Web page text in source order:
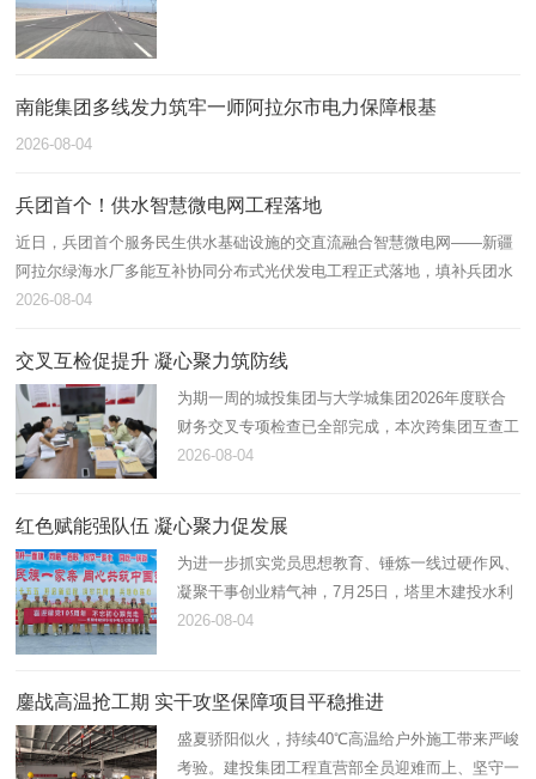
南能集团多线发力筑牢一师阿拉尔市电力保障根基
2026-08-04
兵团首个！供水智慧微电网工程落地
近日，兵团首个服务民生供水基础设施的交直流融合智慧微电网——新疆
阿拉尔绿海水厂多能互补协同分布式光伏发电工程正式落地，填补兵团水
务行业交直流混合微网落地应用空白，为兵团公共服务设施绿色低碳转型
2026-08-04
交叉互检促提升 凝心聚力筑防线
为期一周的城投集团与大学城集团2026年度联合
财务交叉专项检查已全部完成，本次跨集团互查工
作顺利落下帷幕。全程参与本次专项核查的财务人
务“体检”，更是一场干…
2026-08-04
​红色赋能强队伍 凝心聚力促发展
为进一步抓实党员思想教育、锤炼一线过硬作风、
凝聚干事创业精气神，7月25日，塔里木建投水利
水电公司党支部组织全体党员前往十六团老一营红
2026-08-04
鏖战高温抢工期 实干攻坚保障项目平稳推进
盛夏骄阳似火，持续40℃高温给户外施工带来严峻
考验。建投集团工程直营部全员迎难而上、坚守一